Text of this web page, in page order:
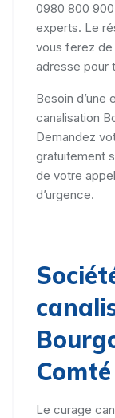
0980 800
experts. Le
vous ferez de
adresse pour
Besoin d’une
canalisation
Demandez
gratuitement
de votre
d’urgence.
Comté
Le curage